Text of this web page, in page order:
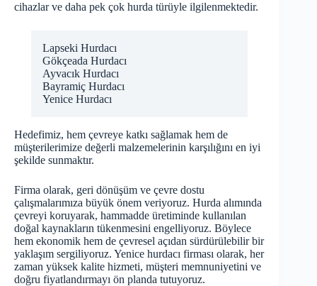
cihazlar ve daha pek çok hurda türüyle ilgilenmektedir.
Lapseki Hurdacı
Gökçeada Hurdacı
Ayvacık Hurdacı
Bayramiç Hurdacı
Yenice Hurdacı
Hedefimiz, hem çevreye katkı sağlamak hem de
müşterilerimize değerli malzemelerinin karşılığını en iyi
şekilde sunmaktır.
Firma olarak, geri dönüşüm ve çevre dostu
çalışmalarımıza büyük önem veriyoruz. Hurda alımında
çevreyi koruyarak, hammadde üretiminde kullanılan
doğal kaynakların tükenmesini engelliyoruz. Böylece
hem ekonomik hem de çevresel açıdan sürdürülebilir bir
yaklaşım sergiliyoruz. Yenice hurdacı firması olarak, her
zaman yüksek kalite hizmeti, müşteri memnuniyetini ve
doğru fiyatlandırmayı ön planda tutuyoruz.